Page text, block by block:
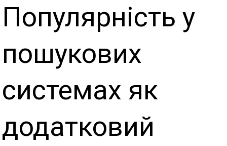
Популярність у
пошукових
системах як
додатковий